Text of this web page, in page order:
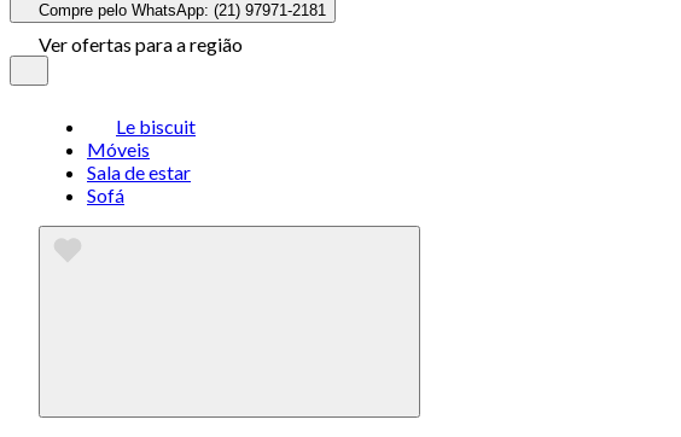
Compre pelo WhatsApp: (21) 97971-2181
Ver ofertas para a região
Le biscuit
Móveis
Sala de estar
Sofá